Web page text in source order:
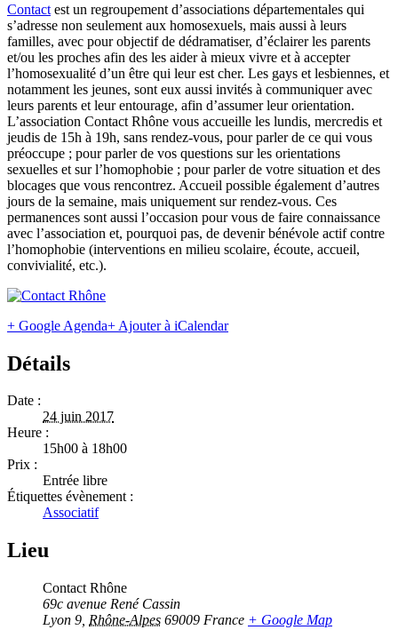
Contact est un regroupement d’associations départementales qui
s’adresse non seulement aux homosexuels, mais aussi à leurs
familles, avec pour objectif de dédramatiser, d’éclairer les parents
et/ou les proches afin des les aider à mieux vivre et à accepter
l’homosexualité d’un être qui leur est cher. Les gays et lesbiennes, et
notamment les jeunes, sont eux aussi invités à communiquer avec
leurs parents et leur entourage, afin d’assumer leur orientation.
L’association Contact Rhône vous accueille les lundis, mercredis et
jeudis de 15h à 19h, sans rendez-vous, pour parler de ce qui vous
préoccupe ; pour parler de vos questions sur les orientations
sexuelles et sur l’homophobie ; pour parler de votre situation et des
blocages que vous rencontrez. Accueil possible également d’autres
jours de la semaine, mais uniquement sur rendez-vous. Ces
permanences sont aussi l’occasion pour vous de faire connaissance
avec l’association et, pourquoi pas, de devenir bénévole actif contre
l’homophobie (interventions en milieu scolaire, écoute, accueil,
convivialité, etc.).
+ Google Agenda+ Ajouter à iCalendar
Détails
Date :
24 juin 2017
Heure :
15h00 à 18h00
Prix :
Entrée libre
Étiquettes évènement :
Associatif
Lieu
Contact Rhône
69c avenue René Cassin
Lyon 9 Rhône-Alpes 69009 France + Google Map